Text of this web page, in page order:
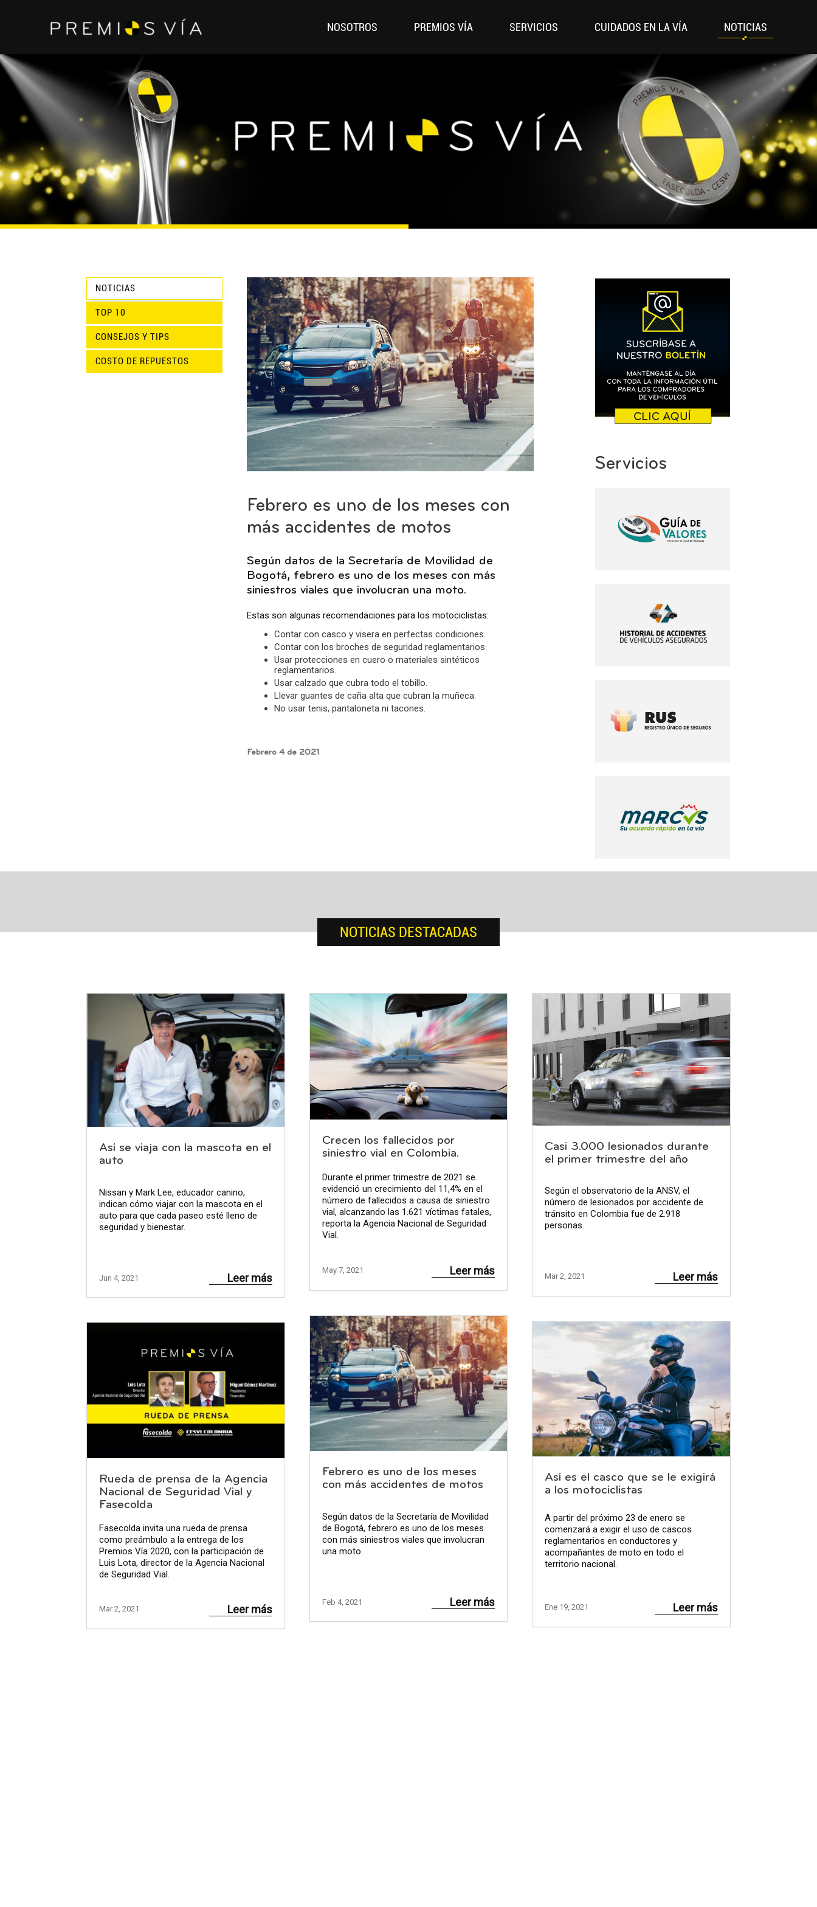
NOSOTROS PREMIOS VÍA SERVICIOS CUIDADOS EN LA VÍA NOTICIAS
NOTICIAS
TOP 10
CONSEJOS Y TIPS
COSTO DE REPUESTOS
Febrero es uno de los meses con
más accidentes de motos
Según datos de la Secretaría de Movilidad de
Bogotá, febrero es uno de los meses con más
siniestros viales que involucran una moto.
Estas son algunas recomendaciones para los motociclistas:
Contar con casco y visera en perfectas condiciones.
Contar con los broches de seguridad reglamentarios.
Usar protecciones en cuero o materiales sintéticos
reglamentarios.
Usar calzado que cubra todo el tobillo.
Llevar guantes de caña alta que cubran la muñeca.
No usar tenis, pantaloneta ni tacones.
Febrero 4 de 2021
Servicios
NOTICIAS DESTACADAS
Así se viaja con la mascota en el
auto
Nissan y Mark Lee, educador canino,
indican cómo viajar con la mascota en el
auto para que cada paseo esté lleno de
seguridad y bienestar.
Jun 4, 2021 Leer más
Rueda de prensa de la Agencia
Nacional de Seguridad Vial y
Fasecolda
Fasecolda invita una rueda de prensa
como preámbulo a la entrega de los
Premios Vía 2020, con la participación de
Luis Lota, director de la Agencia Nacional
de Seguridad Vial.
Mar 2, 2021 Leer más
Crecen los fallecidos por
siniestro vial en Colombia.
Durante el primer trimestre de 2021 se
evidenció un crecimiento del 11,4% en el
número de fallecidos a causa de siniestro
vial, alcanzando las 1.621 víctimas fatales,
reporta la Agencia Nacional de Seguridad
Vial.
May 7, 2021 Leer más
Febrero es uno de los meses
con más accidentes de motos
Según datos de la Secretaría de Movilidad
de Bogotá, febrero es uno de los meses
con más siniestros viales que involucran
una moto.
Feb 4, 2021 Leer más
Casi 3.000 lesionados durante
el primer trimestre del año
Según el observatorio de la ANSV, el
número de lesionados por accidente de
tránsito en Colombia fue de 2.918
personas.
Mar 2, 2021 Leer más
Así es el casco que se le exigirá
a los motociclistas
A partir del próximo 23 de enero se
comenzará a exigir el uso de cascos
reglamentarios en conductores y
acompañantes de moto en todo el
territorio nacional.
Ene 19, 2021 Leer más